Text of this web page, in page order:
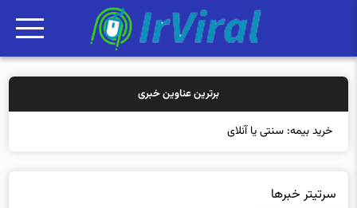
برترین عناوین خبری
خرید بیمه: سنتی یا آنلاین؟ کدام
سرتیتر خبرها